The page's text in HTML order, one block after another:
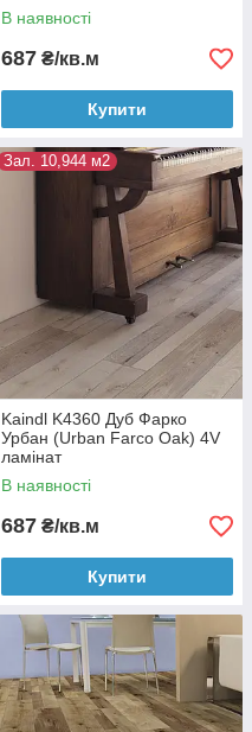
В наявності
687 ₴/кв.м
Купити
Зал. 10,944 м2
Kaindl K4360 Дуб Фарко
Урбан (Urban Farco Oak) 4V
ламінат
В наявності
687 ₴/кв.м
Купити